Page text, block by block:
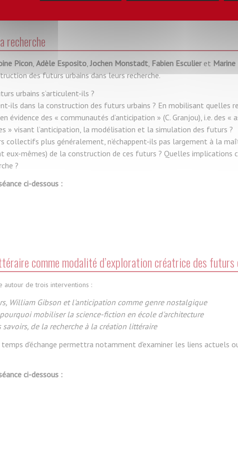
recherche
Picon, Adèle Esposito,Jochen Monstadt, Fabien Esculieret Marine
des futurs urbains dans leurs recherche.
urbains s’articulent-ils ?
ils dans la construction des futurs urbains ? En mobilisant quelles
évidence des « communautés d’anticipation » (C. Granjou), i.e. des
» visant l’anticipation, la modélisation et la simulation des futurs ?
collectifs plus généralement, n’échappent-ils pas largement à la
eux-mêmes) de la construction de ces futurs ? Quelles
?
ci-dessous :
comme modalité d’exploration créatrice des
autour de trois interventions :
William Gibson et l'anticipation comme genre nostalgique
mobiliser la science-fiction en école d'architecture
savoirs, de la recherche à la création littéraire
d'échange permettra notamment d'examiner les liens
ci-dessous :